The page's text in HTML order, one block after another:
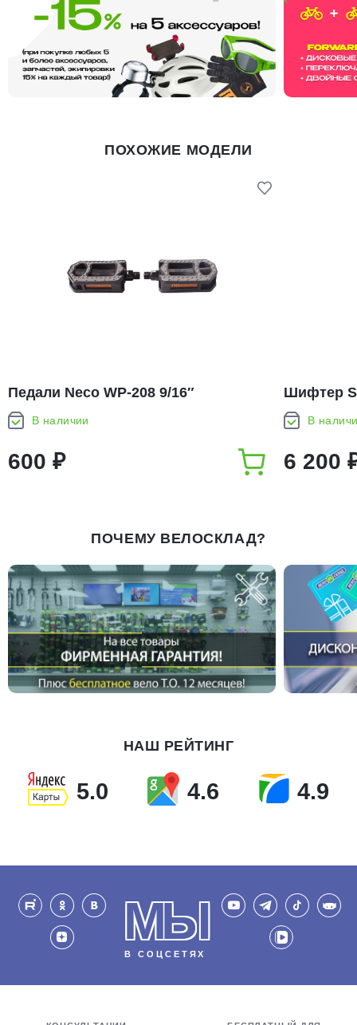
ПОХОЖИЕ МОДЕЛИ
Педали Neco WP-208 9/16″
В наличии
600 ₽
Шифтер
В
6 200
ПОЧЕМУ ВЕЛОСКЛАД?
НАШ РЕЙТИНГ
5.0 4.6 4.9
МЫ
В СОЦСЕТЯХ